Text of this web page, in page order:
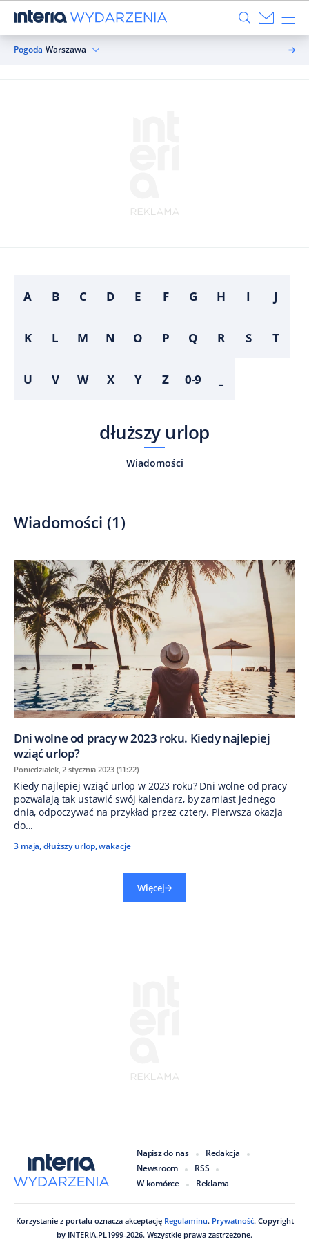
Pogoda Warszawa
A B C D E F G H I J
K L M N O P Q R S T
U V W X Y Z 0-9
dłuższy urlop
Wiadomości
Wiadomości (1)
Dni wolne od pracy w 2023 roku. Kiedy najlepiej
wziąć urlop?
Poniedziałek, 2 stycznia 2023 (11:22)
Kiedy najlepiej wziąć urlop w 2023 roku? Dni wolne od pracy
pozwalają tak ustawić swój kalendarz, by zamiast jednego
dnia, odpoczywać na przykład przez cztery. Pierwsza okazja
do...
3 maja,dłuższy urlop,wakacje
Więcej
Napisz do nas
Redakcja
Newsroom
RSS
W komórce
Reklama
Korzystanie z portalu oznacza akceptację Regulaminu. Prywatność. Copyright
by INTERIA.PL1999-2026. Wszystkie prawa zastrzeżone.